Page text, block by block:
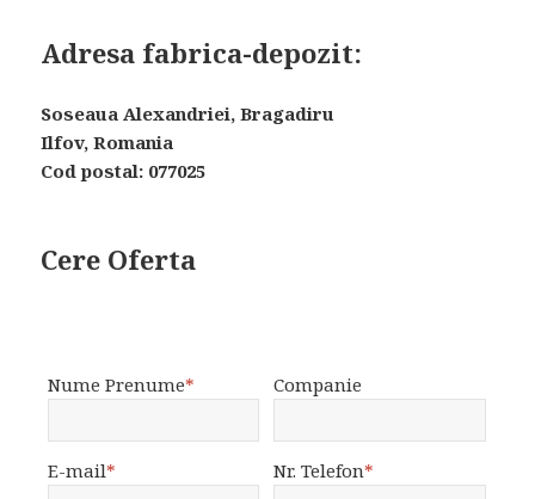
Adresa fabrica-depozit:
Soseaua Alexandriei, Bragadiru
Ilfov, Romania
Cod postal: 077025
Cere Oferta
Nume Prenume* Companie
E-mail* Nr. Telefon*